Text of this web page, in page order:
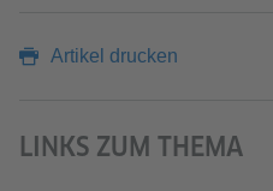
Artikel drucken
LINKS ZUM THEMA